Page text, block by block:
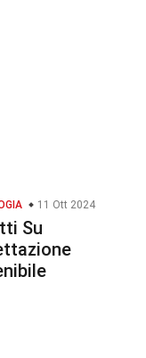
11 Ott 2024
Su